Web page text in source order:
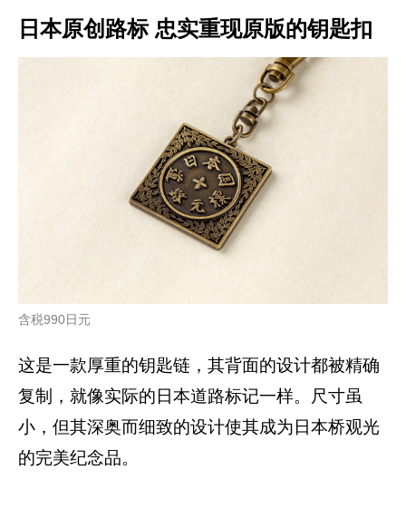
日本原创路标 忠实重现原版的钥匙扣
含税990日元
这是一款厚重的钥匙链，其背面的设计都被精确
复制，就像实际的日本道路标记一样。尺寸虽
小，但其深奥而细致的设计使其成为日本桥观光
的完美纪念品。